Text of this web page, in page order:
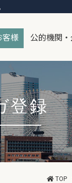
客様 公的機関
登録
TOP